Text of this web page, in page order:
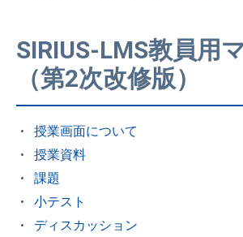
SIRIUS-LMS教員用
（第2次改修版）
授業画面について
授業資料
課題
小テスト
ディスカッション